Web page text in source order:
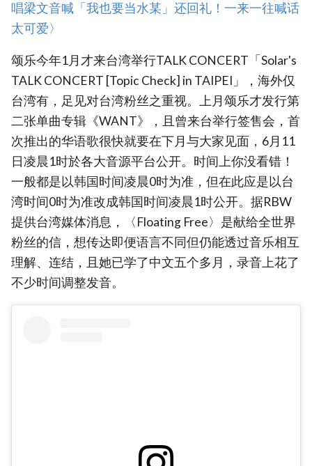
唱梁文音喊「我也要当水某」还回礼！一来一往喊话
太可爱〉‎
颂乐今年1月才来台湾举行TALK CONCERT「Solar's
TALK CONCERT [Topic Check] in TAIPEI」，海外仅
台湾有，足见对台湾粉丝之重视。上月颂乐才发行第
二张单曲专辑《WANT》，且曾来台举行签售会，首
次推出的华语歌很快就要在下月与大家见面，6月11
日凌晨1时於各大音源平台公开。时间上你没看错！
一般都是以韩国时间凌晨0时为准，但在此应是以台
湾时间0时为准改成韩国时间凌晨1时公开。据RBW
提供台湾媒体消息，〈Floating Free〉是献给全世界
粉丝的信，想传达即便语言不同但仍能透过音乐相互
理解、连结，且她已学了中文五个多月，录音上花了
不少时间调整发音。